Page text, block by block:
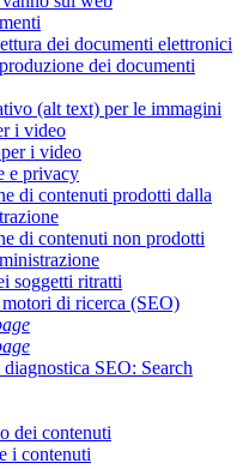
dei documenti elettronici
dei documenti
(alt text) per le immagini
i video
i video
e privacy
di contenuti prodotti dalla
di contenuti non prodotti
soggetti ritratti
di ricerca (SEO)
SEO: Search
dei contenuti
i contenuti